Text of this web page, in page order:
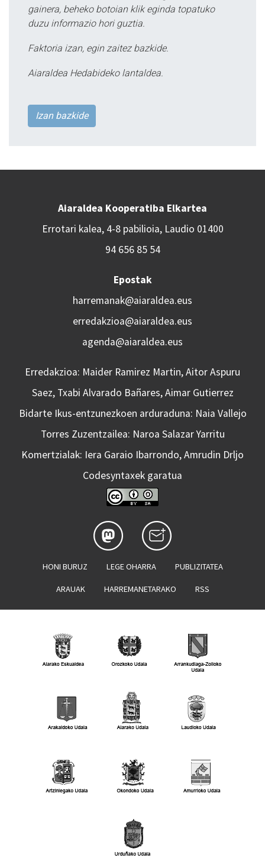
gainera, beheko botoian klik eginda topatuko
duzu informazio hori guztia.
Faktoria izan, egin zaitez bazkide.
Aiaraldea Hedabideko lantaldea.
Izan bazkide
Aiaraldea Kooperatiba Elkartea
Errotari kalea, 4-8 pabilioia, Laudio 01400
94 656 85 54
Epostak
harremanak@aiaraldea.eus
erredakzioa@aiaraldea.eus
agenda@aiaraldea.eus
Erredakzioa: Maider Ramirez Martin, Aitor Aspuru
Saez, Txabi Alvarado Bañares, Aimar Gutierrez
Bidarte Ikus-entzunezkoen arduraduna: Naia Vallejo
Torres Zuzentzailea: Naroa Salazar Yarritu
Komertzialak: Iera Garaio Ibarrondo, Amrudin Drljo
Codesyntaxek garatua
HONI BURUZ LEGE OHARRA PUBLIZITATEA
ARAUAK HARREMANETARAKO RSS